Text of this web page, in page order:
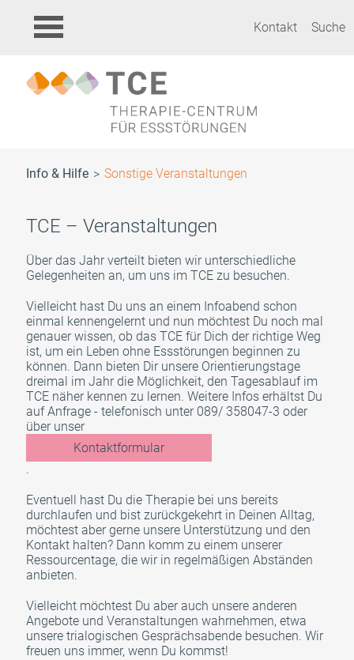
Kontakt Suche
Info & Hilfe Sonstige Veranstaltungen
TCE – Veranstaltungen
Über das Jahr verteilt bieten wir unterschiedliche
Gelegenheiten an, um uns im TCE zu besuchen.
Vielleicht hast Du uns an einem Infoabend schon
einmal kennengelernt und nun möchtest Du noch mal
genauer wissen, ob das TCE für Dich der richtige Weg
ist, um ein Leben ohne Essstörungen beginnen zu
können. Dann bieten Dir unsere Orientierungstage
dreimal im Jahr die Möglichkeit, den Tagesablauf im
TCE näher kennen zu lernen. Weitere Infos erhältst Du
auf Anfrage - telefonisch unter 089/ 358047-3 oder
über unser
Kontaktformular
.
Eventuell hast Du die Therapie bei uns bereits
durchlaufen und bist zurückgekehrt in Deinen Alltag,
möchtest aber gerne unsere Unterstützung und den
Kontakt halten? Dann komm zu einem unserer
Ressourcentage, die wir in regelmäßigen Abständen
anbieten.
Vielleicht möchtest Du aber auch unsere anderen
Angebote und Veranstaltungen wahrnehmen, etwa
unsere trialogischen Gesprächsabende besuchen. Wir
freuen uns immer, wenn Du kommst!